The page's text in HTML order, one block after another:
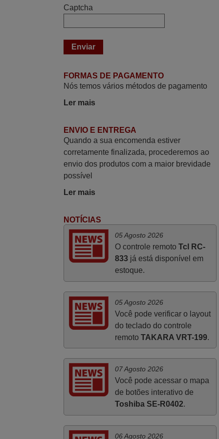
raro encontrar Empresas cuja relação
online com o cliente seja tão prática e
eficiente como a demonstrada por vós.
Apresento os meus cumprimentos.
obrigada!..
Francisco Alexandre,
PORTUGAL
Obrigado
PORTUGAL
nenhuma programação. Recomendo
muito!!
Rudinery,
PORTUGAL
Captcha
FORMAS DE PAGAMENTO
Nós temos vários métodos de pagamento
Ler mais
ENVIO E ENTREGA
Quando a sua encomenda estiver
corretamente finalizada, procederemos ao
envio dos produtos com a maior brevidade
possível
Ler mais
NOTÍCIAS
05 Agosto 2026
O controle remoto Tcl RC-
833já está disponível em
estoque.
05 Agosto 2026
Você pode verificar o layout
do teclado do controle
remoto TAKARA VRT-199.
07 Agosto 2026
Você pode acessar o mapa
de botões interativo de
Toshiba SE-R0402.
06 Agosto 2026